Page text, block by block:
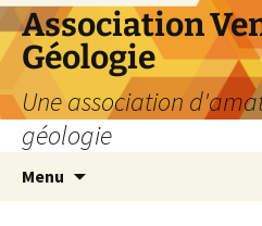
Aller
au
contenu
Association
Géologie
Une association
géologie
Menu